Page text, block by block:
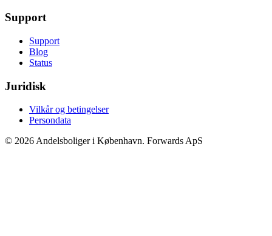
Support
Support
Blog
Status
Juridisk
Vilkår og betingelser
Persondata
© 2026 Andelsboliger i København. Forwards ApS